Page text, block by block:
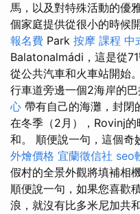
馬，以及對特殊活動的優
個家庭提供從很小的時候
報名費 Park 按摩 課程 中
Balatonalmádi，這是從
從公共汽車和火車站開始。
行車道旁邊一個2海岸的巴
心 帶有自己的海灘，封閉
在冬季（2月），Rovinj
和。 順便說一句，這個奇
外燴價格 宜蘭徵信社 seo
假村的全景外觀將填補相
順便說一句，如果您喜歡
浪，就沒有比多米尼加共